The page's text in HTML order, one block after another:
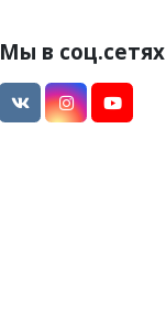
Мы в соц.сетях